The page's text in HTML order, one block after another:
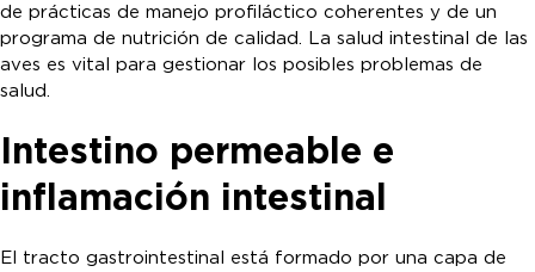
de prácticas de manejo profiláctico coherentes y de un
programa de nutrición de calidad. La salud intestinal de las
aves es vital para gestionar los posibles problemas de
salud.
Intestino permeable e
inflamación intestinal
El tracto gastrointestinal está formado por una capa de